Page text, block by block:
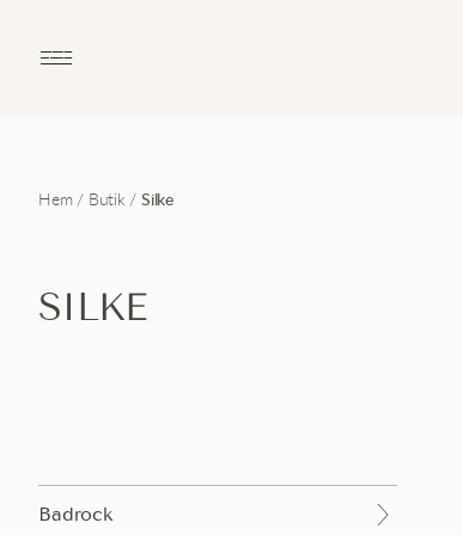
Open main menu
Hem/ Butik /Silke
SILKE
Badrock